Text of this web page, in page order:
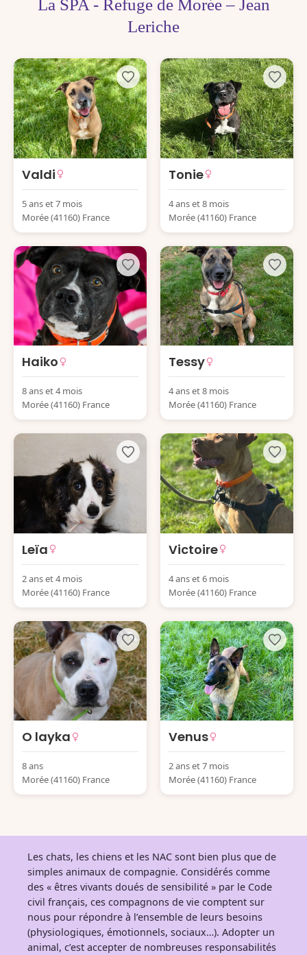
La SPA - Refuge de Morée – Jean
Leriche
Valdi
5 ans et 7 mois
Morée (41160) France
Tonie
4 ans et 8 mois
Morée (41160) France
Haiko
8 ans et 4 mois
Morée (41160) France
Tessy
4 ans et 8 mois
Morée (41160) France
Leïa
2 ans et 4 mois
Morée (41160) France
Victoire
4 ans et 6 mois
Morée (41160) France
O layka
8 ans
Morée (41160) France
Venus
2 ans et 7 mois
Morée (41160) France
Les chats, les chiens et les NAC sont bien plus que de
simples animaux de compagnie. Considérés comme
des « êtres vivants doués de sensibilité » par le Code
civil français, ces compagnons de vie comptent sur
nous pour répondre à l’ensemble de leurs besoins
(physiologiques, émotionnels, sociaux…). Adopter un
animal, c’est accepter de nombreuses responsabilités